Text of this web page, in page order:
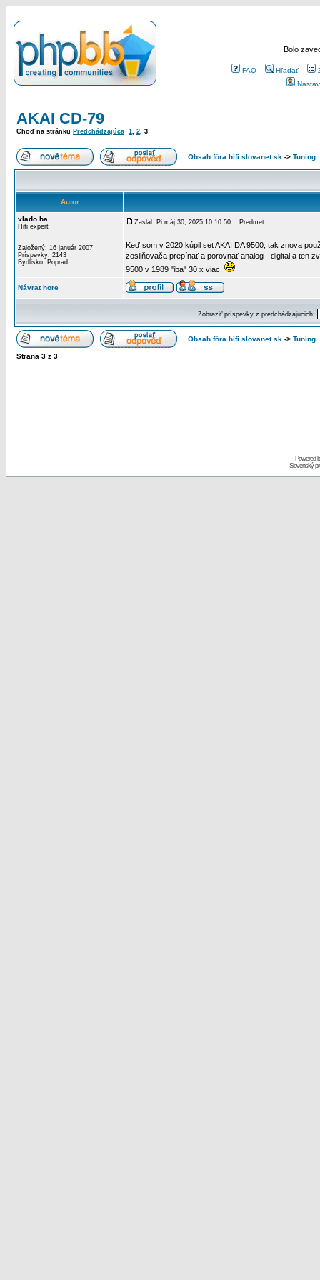
Bolo
FAQ Hľadať
AKAI CD-79
Choď na stránku Predchádzajúca 1, 2, 3
Obsah fóra hifi.slovanet.sk -> Tuning
Autor
vlado.ba
Hifi expert
Založený: 16 január 2007
Príspevky: 2143
Bydlisko: Poprad
Zaslal: Pi máj 30, 2025 10:10:50 Predmet:
Keď som v 2020 kúpil set AKAI DA 9500, tak znova
zosilňovača prepínať a porovnať analog - digital a ten
9500 v 1989 "iba" 30 x viac.
Návrat hore
Zobraziť príspevky z predchádzajúcich:
Obsah fóra hifi.slovanet.sk -> Tuning
Strana 3 z 3
Powered
Slovenský